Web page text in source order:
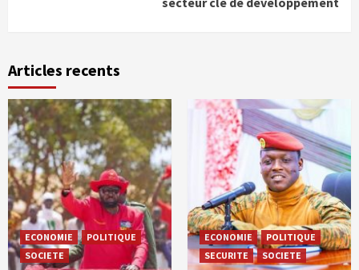
Articles recents
ECONOMIE
POLITIQUE
SOCIETE
ECONOMIE
POLITIQUE
SECURITE
SOCIETE